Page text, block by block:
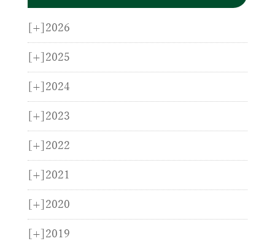
[+] 2026
[+] 2025
[+] 2024
[+] 2023
[+] 2022
[+] 2021
[+] 2020
[+] 2019